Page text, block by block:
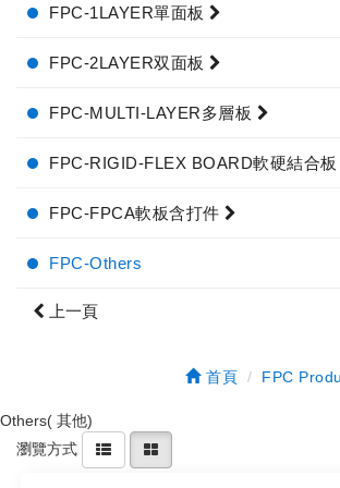
FPC-1LAYER單面板
FPC-2LAYER双面板
FPC-MULTI-LAYER多層板
FPC-RIGID-FLEX BOARD軟硬結合板
FPC-FPCA軟板含打件
FPC-Others
上一頁
首頁 FPC
Others( 其他)
瀏覽方式